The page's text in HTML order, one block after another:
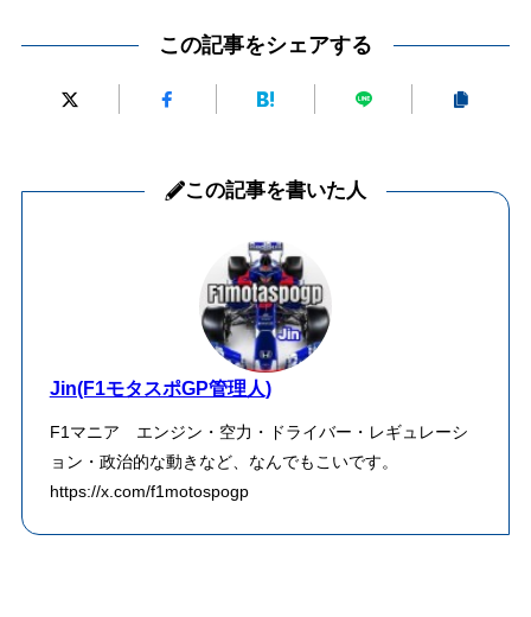
この記事をシェアする
この記事を書いた人
Jin(F1モタスポGP管理人)
F1マニア エンジン・空力・ドライバー・レギュレーシ
ョン・政治的な動きなど、なんでもこいです。
https://x.com/f1motospogp